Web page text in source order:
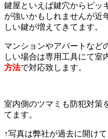
鍵屋といえば鍵穴からピッ
が強いかもしれませんが近
しい鍵が増えてきてます。
マンションやアパートなど
しい場合は専用工具にて室
方法で対応致します。
室内側のツマミも防犯対策
てます。
↑写真は弊社が過去に開け